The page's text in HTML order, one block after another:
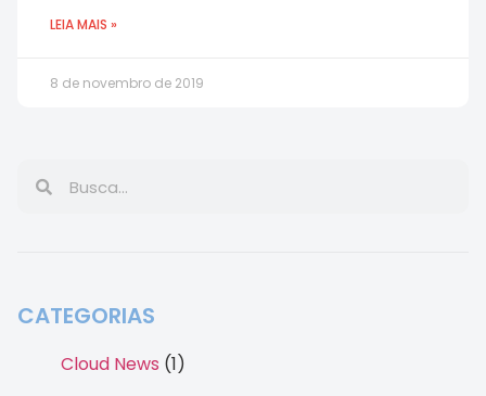
LEIA MAIS »
8 de novembro de 2019
CATEGORIAS
Cloud News (1)